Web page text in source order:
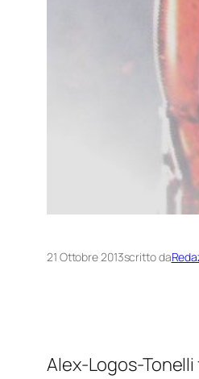
21 Ottobre 2013scritto da
Alex-Logos-